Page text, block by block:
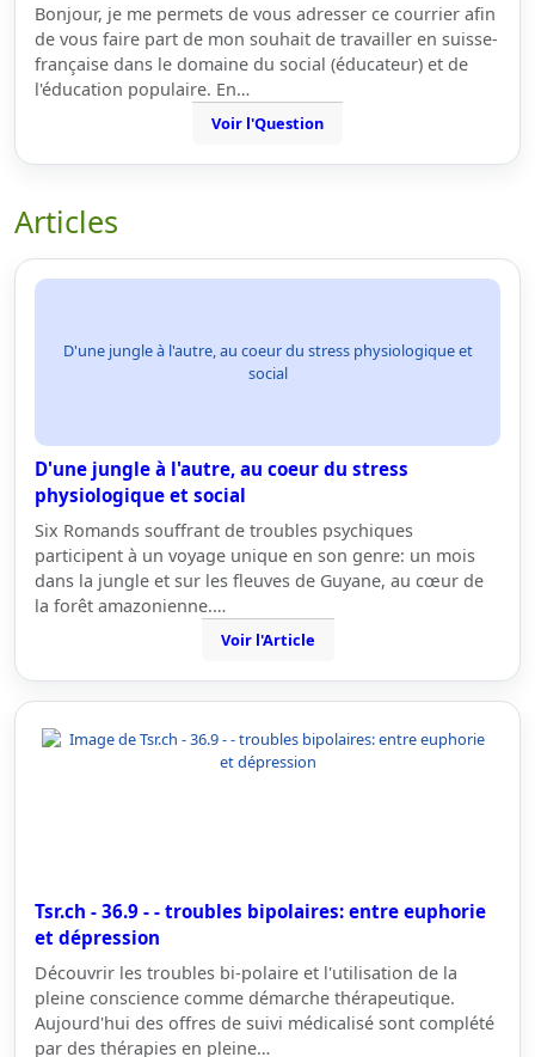
Bonjour, je me permets de vous adresser ce courrier afin
de vous faire part de mon souhait de travailler en suisse-
française dans le domaine du social (éducateur) et de
l'éducation populaire. En…
Voir l'Question
Articles
D'une jungle à l'autre, au coeur du stress physiologique et
social
D'une jungle à l'autre, au coeur du stress
physiologique et social
Six Romands souffrant de troubles psychiques
participent à un voyage unique en son genre: un mois
dans la jungle et sur les fleuves de Guyane, au cœur de
la forêt amazonienne.…
Voir l'Article
Tsr.ch - 36.9 - - troubles bipolaires: entre euphorie
et dépression
Découvrir les troubles bi-polaire et l'utilisation de la
pleine conscience comme démarche thérapeutique.
Aujourd'hui des offres de suivi médicalisé sont complété
par des thérapies en pleine…